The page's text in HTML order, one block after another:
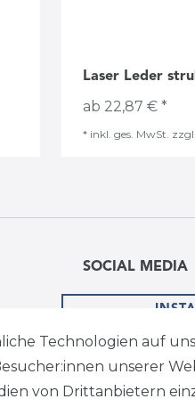
Laser Leder
ab 22,87 € *
* inkl. ges. MwSt. zzgl.
SOCIAL MEDIA
Technologien auf
unserer
von Drittanbietern